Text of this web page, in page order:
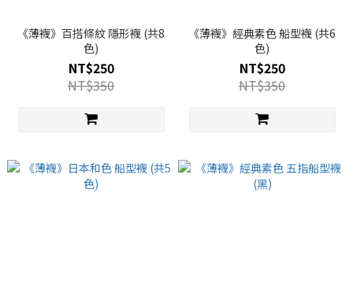
《薄襪》百搭條紋 隱形襪 (共8
色)
NT$250
NT$350
《薄襪》經典素色 船型襪 (共6
色)
NT$250
NT$350